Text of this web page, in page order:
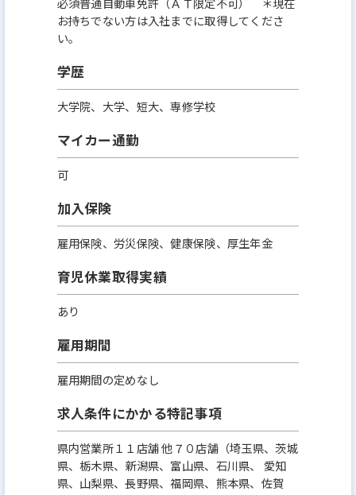
お持ちでない方は入社までに取得してくださ
い。
学歴
大学院、大学、短大、専修学校
マイカー通勤
可
加入保険
雇用保険、労災保険、健康保険、厚生年金
育児休業取得実績
あり
雇用期間
雇用期間の定めなし
求人条件にかかる特記事項
県内営業所１１店舗 他７０店舗（埼玉県、茨城
県、栃木県、新潟県、富山県、石川県、 愛知
県、山梨県、長野県、福岡県、熊本県、佐賀